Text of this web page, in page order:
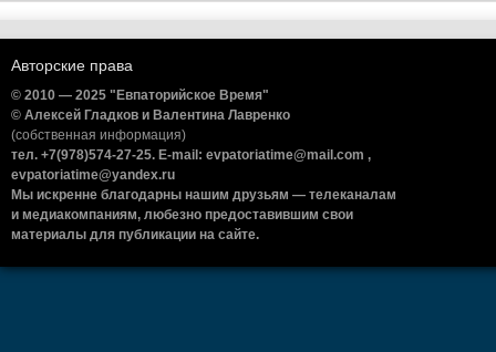
Авторские права
© 2010 — 2025 "Евпаторийское Время"
© Алексей Гладков и Валентина Лавренко
(собственная информация)
тел. +7(978)574-27-25. E-mail: evpatoriatime@mail.com ,
evpatoriatime@yandex.ru
Мы искренне благодарны нашим друзьям — телеканалам
и медиакомпаниям, любезно предоставившим свои
материалы для публикации на сайте.